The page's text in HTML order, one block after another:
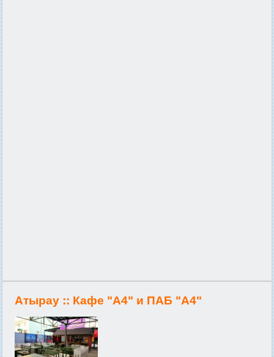
Атырау :: Кафе "А4" и ПАБ "А4"